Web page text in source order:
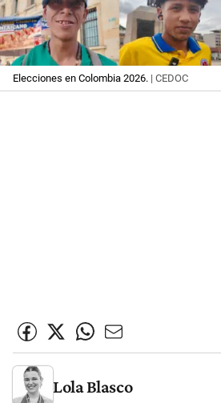
Elecciones en Colombia 2026. | CEDOC
Lola Blasco